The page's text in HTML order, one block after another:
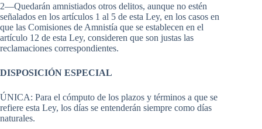
2—Quedarán amnistiados otros delitos, aunque no estén
señalados en los artículos 1 al 5 de esta Ley, en los casos en
que las Comisiones de Amnistía que se establecen en el
artículo 12 de esta Ley, consideren que son justas las
reclamaciones correspondientes.
DISPOSICIÓN ESPECIAL
ÚNICA: Para el cómputo de los plazos y términos a que se
refiere esta Ley, los días se entenderán siempre como días
naturales.